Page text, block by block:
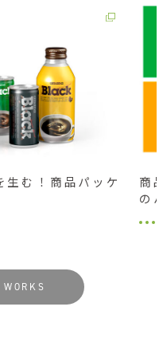
生む！商品パッケ
商
の